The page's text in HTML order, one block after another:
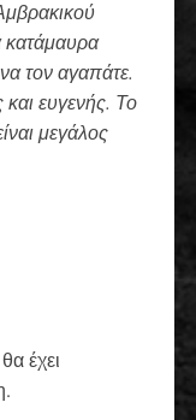
κατάμαυρα
τον αγαπάτε.
ευγενής. Το
μεγάλος
έχει